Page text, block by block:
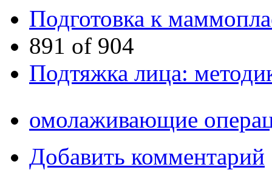
Подготовка к
891 of 904
Подтяжка лица:
омолаживающие
Добавить комментарий